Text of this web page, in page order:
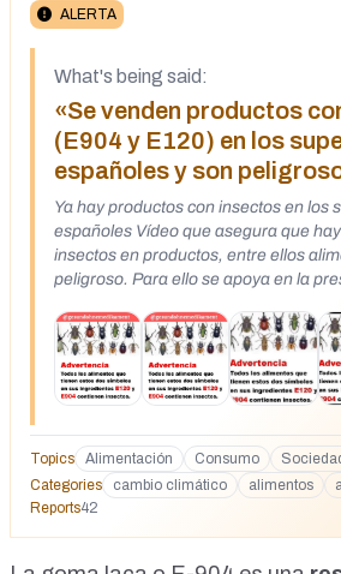
ALERTA
What's being said:
«Se venden productos
(E904 y E120) en los
españoles y son
Ya hay productos con insectos en los
españoles Vídeo que asegura que
insectos en productos, entre ellos
peligroso. Para ello se apoya en la
https://youtu.be/-YFJkmLw7eU
Topics Alimentación Consumo
Categories
cambio climático alimentos
Reports42